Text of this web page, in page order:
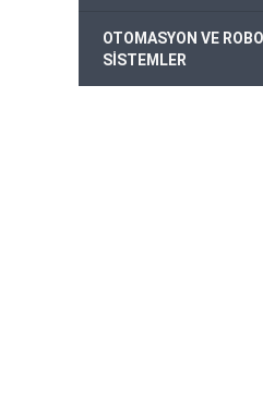
OTOMASYON VE
SİSTEMLER